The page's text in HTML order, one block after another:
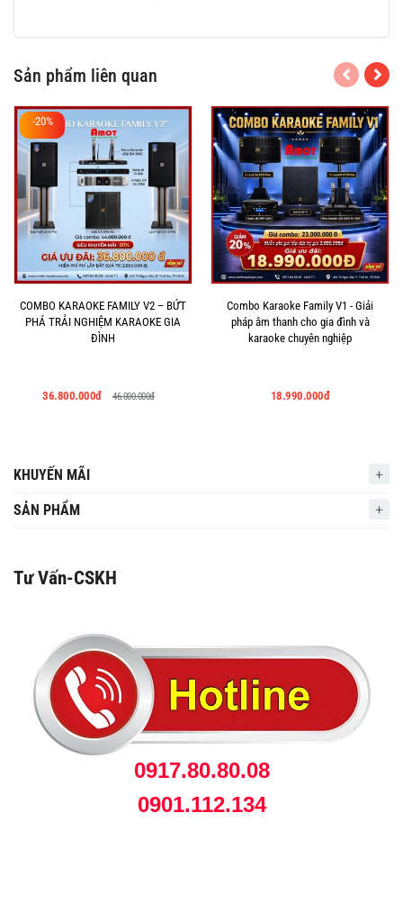
Sản phẩm liên quan
-20%
COMBO KARAOKE FAMILY V2 – BỨT
PHÁ TRẢI NGHIỆM KARAOKE GIA
ĐÌNH
36.800.000đ 46.000.000đ
Combo Karaoke Family V1 - Giải
pháp âm thanh cho gia đình và
karaoke chuyên nghiệp
18.990.000đ
KHUYẾN MÃI
SẢN PHẨM
Tư Vấn-CSKH
0917.80.80.08
0901.112.134